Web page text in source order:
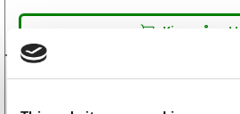
Kjøp på nett